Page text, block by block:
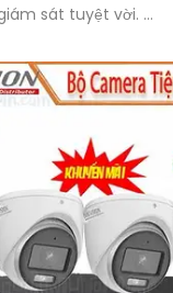
sát tuyệt vời.
dụng cho ngoại trời,
chống bụi, chịu
8MP, bạn sẽ có hình
tiết rõ ràng.
sát từ xa thông qua
hoặc máy tính,
đối cho gia đình